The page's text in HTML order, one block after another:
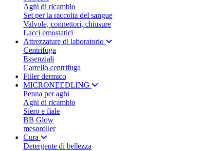
Aghi di ricambio
Set per la raccolta del sangue
Valvole, connettori, chiusure
Lacci emostatici
Attrezzature di laboratorio
Centrifuga
Essenziali
Carrello centrifuga
Filler dermico
MICRONEEDLING
Penna per aghi
Aghi di ricambio
Siero e fiale
BB Glow
mesoroller
Cura
Detergente di bellezza